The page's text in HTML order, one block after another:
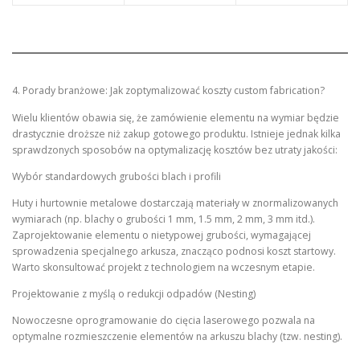
4. Porady branżowe: Jak zoptymalizować koszty custom fabrication?
Wielu klientów obawia się, że zamówienie elementu na wymiar będzie
drastycznie droższe niż zakup gotowego produktu. Istnieje jednak kilka
sprawdzonych sposobów na optymalizację kosztów bez utraty jakości:
Wybór standardowych grubości blach i profili
Huty i hurtownie metalowe dostarczają materiały w znormalizowanych
wymiarach (np. blachy o grubości 1 mm, 1.5 mm, 2 mm, 3 mm itd.).
Zaprojektowanie elementu o nietypowej grubości, wymagającej
sprowadzenia specjalnego arkusza, znacząco podnosi koszt startowy.
Warto skonsultować projekt z technologiem na wczesnym etapie.
Projektowanie z myślą o redukcji odpadów (Nesting)
Nowoczesne oprogramowanie do cięcia laserowego pozwala na
optymalne rozmieszczenie elementów na arkuszu blachy (tzw. nesting).